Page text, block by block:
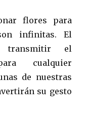
flores para
infinitas. El
transmitir el
cualquier
de nuestras
su gesto